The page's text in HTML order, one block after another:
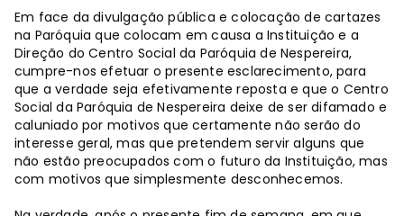
Em face da divulgação pública e colocação de cartazes
na Paróquia que colocam em causa a Instituição e a
Direção do Centro Social da Paróquia de Nespereira,
cumpre-nos efetuar o presente esclarecimento, para
que a verdade seja efetivamente reposta e que o Centro
Social da Paróquia de Nespereira deixe de ser difamado e
caluniado por motivos que certamente não serão do
interesse geral, mas que pretendem servir alguns que
não estão preocupados com o futuro da Instituição, mas
com motivos que simplesmente desconhecemos.